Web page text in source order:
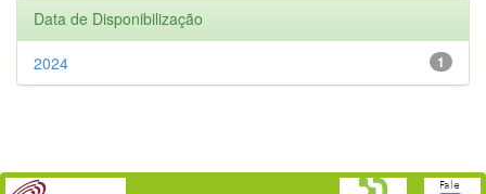
Data de Disponibilização
1
2024